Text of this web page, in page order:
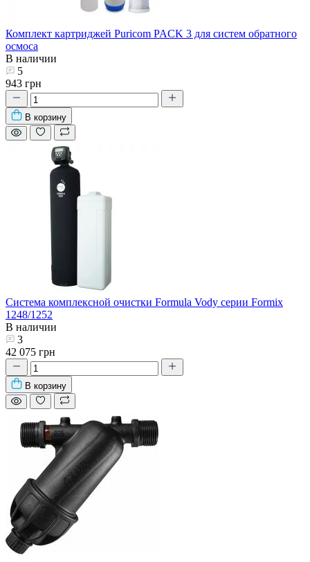
Комплект картриджей Puricom PACK 3 для систем обратного
осмоса
В наличии
5
943 грн
В корзину
Система комплексной очистки Formula Vody серии Formix
1248/1252
В наличии
3
42 075 грн
В корзину